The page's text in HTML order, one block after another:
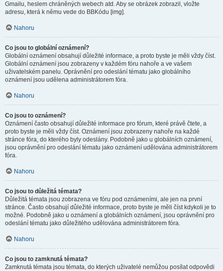
Gmailu, heslem chráněných webech atd. Aby se obrázek zobrazil, vložte
adresu, která k němu vede do BBKódu [img].
Nahoru
Co jsou to globální oznámení?
Globální oznámení obsahují důležité informace, a proto byste je měli vždy číst.
Globální oznámení jsou zobrazeny v každém fóru nahoře a ve vašem
uživatelském panelu. Oprávnění pro odeslání tématu jako globálního
oznámení jsou udělena administrátorem fóra.
Nahoru
Co jsou to oznámení?
Oznámení často obsahují důležité informace pro fórum, které právě čtete, a
proto byste je měli vždy číst. Oznámení jsou zobrazeny nahoře na každé
stránce fóra, do kterého byly odeslány. Podobně jako u globálních oznámení,
jsou oprávnění pro odeslání tématu jako oznámení udělována administrátorem
fóra.
Nahoru
Co jsou to důležitá témata?
Důležitá témata jsou zobrazena ve fóru pod oznámeními, ale jen na první
stránce. Často obsahují důležité informace, proto byste je měli číst kdykoli je to
možné. Podobně jako u oznámení a globálních oznámení, jsou oprávnění pro
odeslání tématu jako důležitého udělována administrátorem fóra.
Nahoru
Co jsou to zamknutá témata?
Zamknutá témata jsou témata, do kterých uživatelé nemůžou posílat odpovědi